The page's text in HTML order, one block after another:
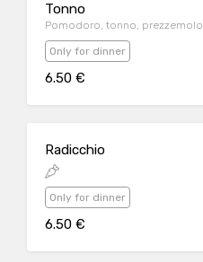
Tonno
Pomodoro, tonno, prezzemolo
Only for dinner
6.50 €
Radicchio
Only for dinner
6.50 €